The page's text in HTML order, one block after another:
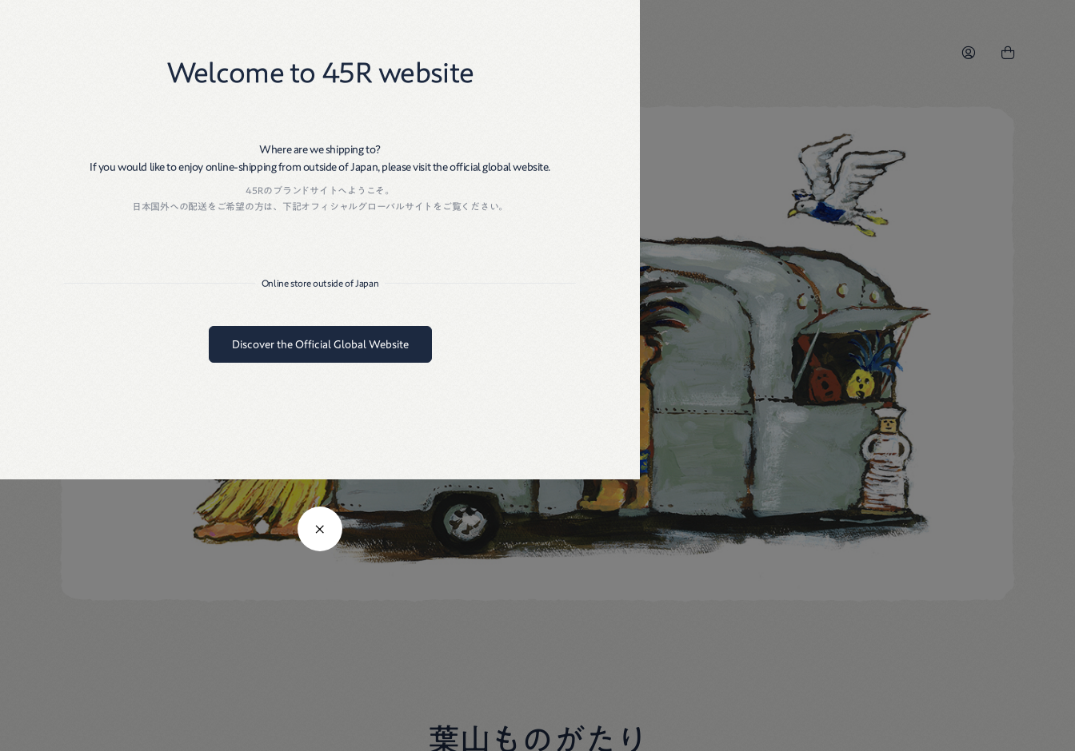
葉山ものがたり
Welcome to 45R website
Where are we shipping to?
If you would like to enjoy online-shipping from outside of Japan, please visit the official global website.
45Rのブランドサイトへようこそ。
日本国外への配送をご希望の方は、下記オフィシャルグローバルサイトをご覧ください。
Online store outside of Japan
Discover the Official Global Website